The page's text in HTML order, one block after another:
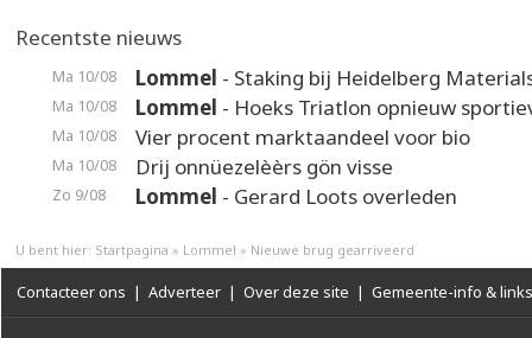
Recentste nieuws
Ma 10/08 Lommel - Staking bij Heidelberg
Ma 10/08 Lommel - Hoeks Triatlon opnieuw
Ma 10/08 Vier procent marktaandeel voor bio
Ma 10/08 Drij onnüezelèèrs gön visse
Zo 9/08 Lommel - Gerard Loots overleden
U bent hier: Startpagina » Lommel » Nieuwe brug gearriveerd
Contacteer ons | Adverteer | Over deze site | Gemeente-info & links